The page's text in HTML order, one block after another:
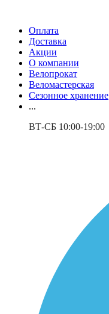
Оплата
Доставка
Акции
О компании
Велопрокат
Веломастерская
Сезонное хранение
...
ВТ-СБ 10:00-19:00